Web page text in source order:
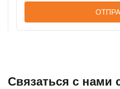
Связаться с нами